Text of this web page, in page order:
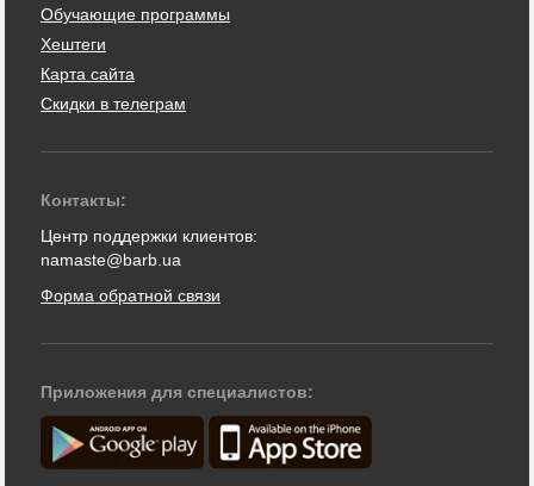
Обучающие программы
Хештеги
Карта сайта
Скидки в телеграм
Контакты:
Центр поддержки клиентов:
namaste@barb.ua
Форма обратной связи
Приложения для специалистов: